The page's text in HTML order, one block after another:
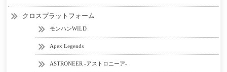
クロスプラットフォーム
モンハンWILD
Apex Legends
ASTRONEER -アストロニーア-